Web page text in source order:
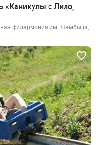
«Каникулы с Лило,
филармония им. Жамбыла,